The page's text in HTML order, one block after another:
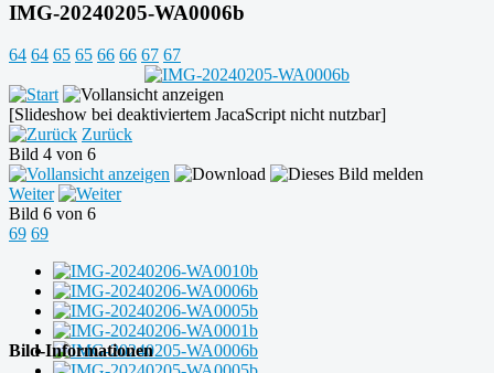
IMG-20240205-WA0006b
64 64 65 65 66 66 67 67
[Slideshow bei deaktiviertem JacaScript nicht nutzbar]
Zurück
Bild 4 von 6
Weiter
Bild 6 von 6
69 69
Bild-Informationen